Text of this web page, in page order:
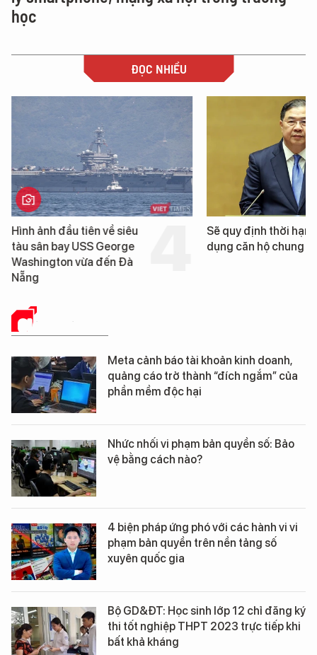
học
ĐỌC NHIỀU
Hình ảnh đầu tiên về siêu
tàu sân bay USS George
Washington vừa đến Đà
Nẵng
Sẽ quy định thời hạn
dụng căn hộ chung
GIẢI PHÁP SỐ
Meta cảnh báo tài khoản kinh doanh,
quảng cáo trở thành “đích ngắm” của
phần mềm độc hại
Nhức nhối vi phạm bản quyền số: Bảo
vệ bằng cách nào?
4 biện pháp ứng phó với các hành vi vi
phạm bản quyền trên nền tảng số
xuyên quốc gia
Bộ GD&ĐT: Học sinh lớp 12 chỉ đăng ký
thi tốt nghiệp THPT 2023 trực tiếp khi
bất khả kháng